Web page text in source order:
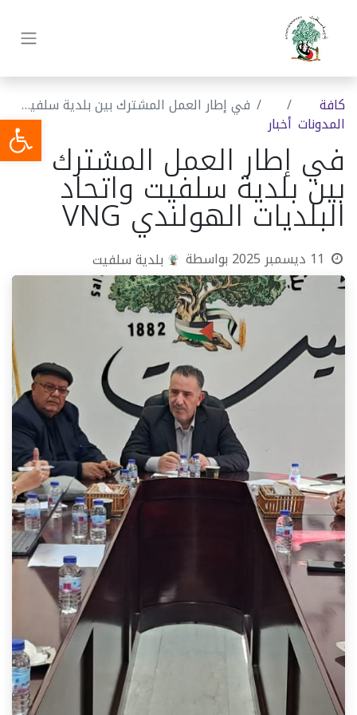
كافة
المدونات أخبار
في إطار العمل المشترك بين بلدية سلفيت واتحاد البلديات الهولندي VNG
في إطار العمل المشترك
بين بلدية سلفيت واتحاد
البلديات الهولندي VNG
11 ديسمبر 2025 بواسطة بلدية سلفيت